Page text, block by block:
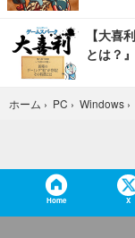
【大喜
とは？
ホーム › PC › Windows ›
Home X